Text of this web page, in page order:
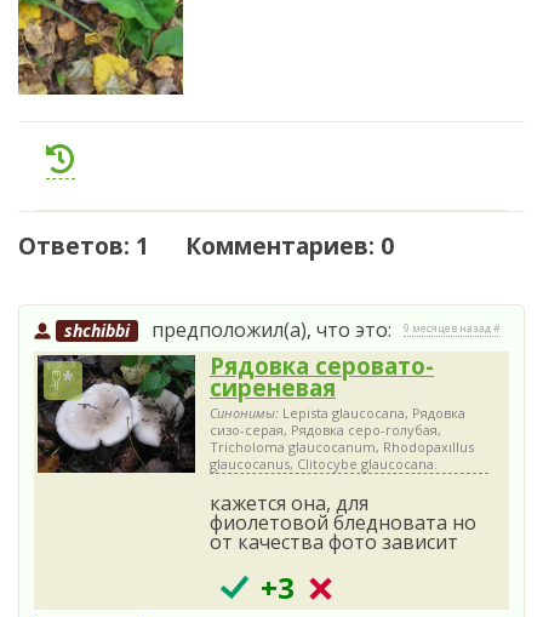
Ответов: 1 Комментариев: 0
shchibbi предположил(а), что это: 9 месяцев назад #
Рядовка серовато-
сиреневая
Синонимы: Lepista glaucocana, Рядовка
сизо-серая, Рядовка серо-голубая,
Tricholoma glaucocanum, Rhodopaxillus
glaucocanus, Clitocybe glaucocana.
кажется она, для
фиолетовой бледновата но
от качества фото зависит
+3